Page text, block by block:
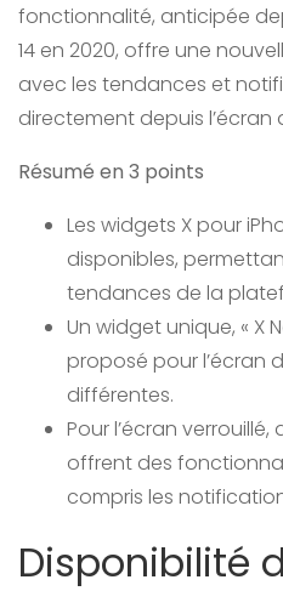
fonctionnalité, anticipée
14 en 2020, offre une
avec les tendances et
directement depuis l’écran
Résumé en 3 points
Les widgets X pour
disponibles,
tendances de la
Un widget unique, « X
proposé pour l’écran
différentes.
Pour l’écran
offrent des
compris les
Disponibilité